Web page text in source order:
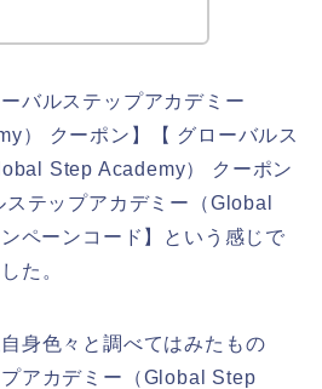
バルステップアカデミー
） クーポン】【 グローバルス
Step Academy） クーポン
テップアカデミー（Global
ペーンコード】という感じで
た。
身色々と調べてはみたもの
アカデミー（Global Step